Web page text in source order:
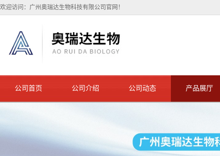
欢迎访问：广州奥瑞达生物科技有限公司官网！
公司首页 公司介绍 公司动态 产品展厅